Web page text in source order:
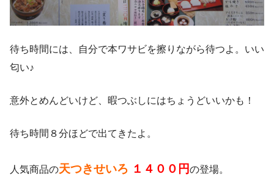
待ち時間には、自分で本ワサビを擦りながら待つよ。いい
匂い♪
意外とめんどいけど、暇つぶしにはちょうどいいかも！
待ち時間８分ほどで出てきたよ。
人気商品の天つきせいろ １４００円の登場。